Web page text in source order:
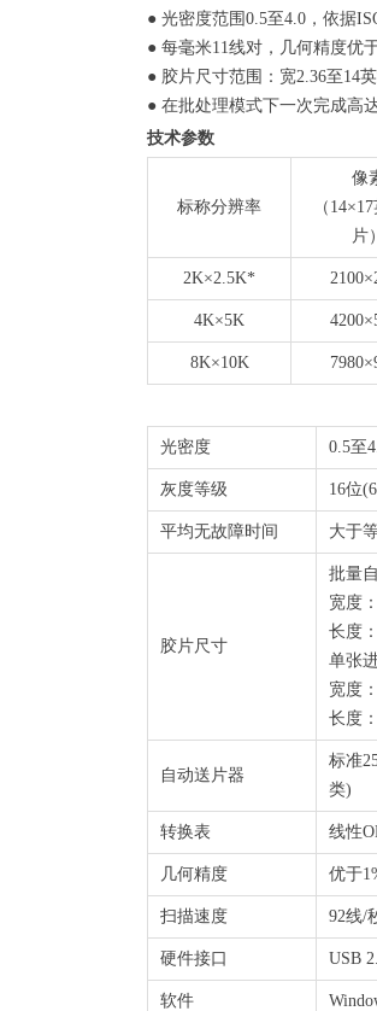
● 光密度范围0.5至4.0，依据
● 每毫米11线对，几何精度优
● 胶片尺寸范围：宽2.36至14
● 在批处理模式下一次完成高
技术参数
标称分辨率
像
（
片）
2K×2.5K*
4K×5K
8K×10K
光密度 0.5至
灰度等级 16位
平均无故障时间 大于
胶片尺寸
批量
宽度
长度
单张
宽度
长度
自动送片器
标准
类)
转换表 线性
几何精度 优于
扫描速度 92线/
硬件接口 USB
软件